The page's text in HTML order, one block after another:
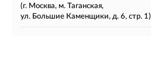
(г. Москва, м. Таганская,
ул. Большие Каменщики, д. 6, стр. 1)